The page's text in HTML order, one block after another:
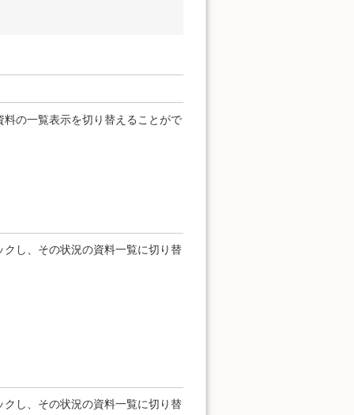
の一覧表示を切り替えることがで
し、その状況の資料一覧に切り替
し、その状況の資料一覧に切り替